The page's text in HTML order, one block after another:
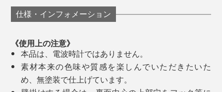
リジナルメッセージの刻印について》をご覧ください）
「第１回 〇〇受賞記念 〇〇社」
「〇〇先生 〇〇大学学長 ご就任おめでとうございま
す！」
「祝 〇〇邸 すてきなおうち、遊びにいかせてね」
日本の木工は、アメリカ産を始め、価格も量も質も安定
している外材を使うことが当たり前でした。
でも、なぜ、わざわざアメリカの木を輸入して、日本で
つくった製品を、パリへ持ってきているのか。
仕事で、木製の柵をつくったりしている夫から、木工の
むずかしさは、よく聞きますが、国産材をそろえるだけ
さらに、木目から、ほかにはない、寄せ木の模様を組み
上げるなんて、途方もない技術です。
仕様・インフォメーション
《使用上の注意》
本品は、電波時計ではありません。
素材本来の色味や質感を楽しんでいただきたいた
め、無塗装で仕上げています。